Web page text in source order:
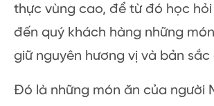
thực vùng cao, để từ đó học
đến quý khách hàng những
giữ nguyên hương vị và bản sắc
Đó là những món ăn của người